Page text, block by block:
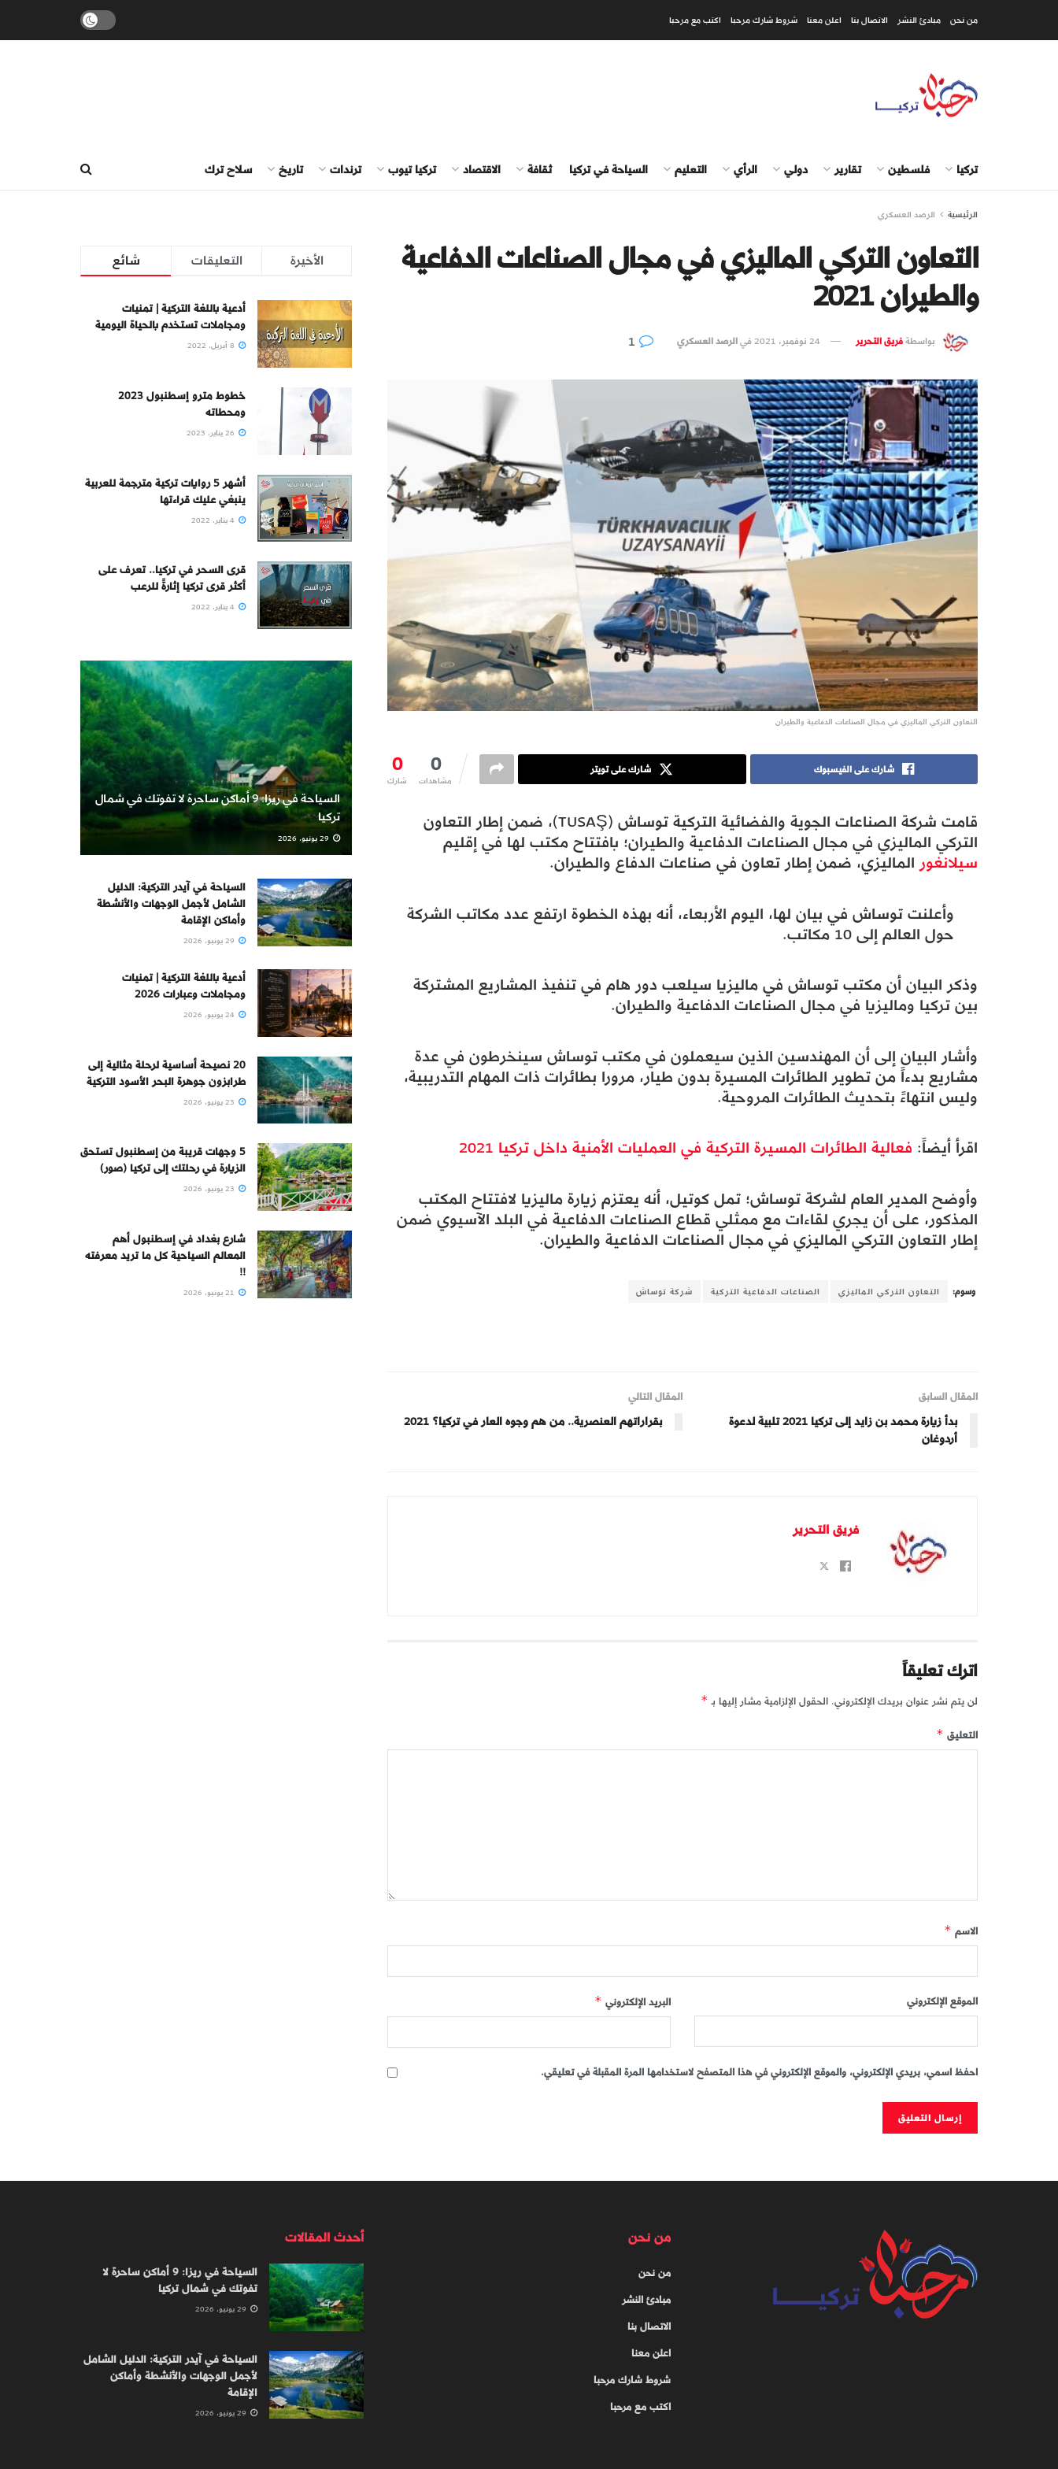
من نحن مبادئ النشر الاتصال بنا اعلن معنا شروط شارك مرحبا اكتب مع مرحبا
تركيا فلسطين تقارير دولي الرأي التعليم السياحة في تركيا ثقافة الاقتصاد تركيا تيوب ترندات تاريخ سلاح ترك
الرئيسية الرصد العسكري
التعاون التركي الماليزي في مجال الصناعات الدفاعية
والطيران 2021
بواسطةفريق التحرير 24 نوفمبر، 2021 فيالرصد العسكري
التعاون التركي الماليزي في مجال الصناعات الدفاعية والطيران
0
شارك 0
مشاهدات
شارك على الفيسبوك شارك على تويتر
قامت شركة الصناعات الجوية والفضائية التركية توساش (TUSAŞ)، ضمن إطار التعاون
التركي الماليزي في مجال الصناعات الدفاعية والطيران؛ بافتتاح مكتب لها في إقليم
سيلانغورالماليزي، ضمن إطار تعاون في صناعات الدفاع والطيران.
وأعلنت توساش في بيان لها، اليوم الأربعاء، أنه بهذه الخطوة ارتفع عدد مكاتب الشركة
حول العالم إلى 10 مكاتب.
وذكر البيان أن مكتب توساش في ماليزيا سيلعب دور هام في تنفيذ المشاريع المشتركة
بين تركيا وماليزيا في مجال الصناعات الدفاعية والطيران.
وأشار البيان إلى أن المهندسين الذين سيعملون في مكتب توساش سينخرطون في عدة
مشاريع بدءاً من تطوير الطائرات المسيرة بدون طيار، مرورا بطائرات ذات المهام التدريبية،
وليس انتهاءً بتحديث الطائرات المروحية.
اقرأ أيضاً: فعالية الطائرات المسيرة التركية في العمليات الأمنية داخل تركيا 2021
وأوضح المدير العام لشركة توساش؛ تمل كوتيل، أنه يعتزم زيارة ماليزيا لافتتاح المكتب
المذكور، على أن يجري لقاءات مع ممثلي قطاع الصناعات الدفاعية في البلد الآسيوي ضمن
إطار التعاون التركي الماليزي في مجال الصناعات الدفاعية والطيران.
وسوم: التعاون التركي الماليزي الصناعات الدفاعية التركية شركة توساش
المقال السابق
بدأ زيارة محمد بن زايد إلى تركيا 2021 تلبية لدعوة
أردوغان
المقال التالي
بقراراتهم العنصرية.. من هم وجوه العار في تركيا؟ 2021
فريق التحرير
اترك تعليقاً
لن يتم نشر عنوان بريدك الإلكتروني. الحقول الإلزامية مشار إليها بـ *
التعليق *
الاسم *
البريد الإلكتروني * الموقع الإلكتروني
احفظ اسمي، بريدي الإلكتروني، والموقع الإلكتروني في هذا المتصفح لاستخدامها المرة المقبلة في تعليقي.
شائع التعليقات الأخيرة
أدعية باللغة التركية | تمنيات
ومجاملات تستخدم بالحياة اليومية
خطوط مترو إسطنبول 2023
ومحطاته
أشهر 5 روايات تركية مترجمة للعربية
ينبغي عليك قراءتها
قرى السحر في تركيا.. تعرف على
أكثر قرى تركيا إثارةً للرعب
السياحة في ريزا: 9 أماكن ساحرة لا تفوتك في شمال
تركيا
السياحة في آيدر التركية: الدليل
الشامل لأجمل الوجهات والأنشطة
وأماكن الإقامة
أدعية باللغة التركية | تمنيات
ومجاملات وعبارات 2026
20 نصيحة أساسية لرحلة مثالية إلى
طرابزون جوهرة البحر الأسود التركية
5 وجهات قريبة من إسطنبول تستحق
الزيارة في رحلتك إلى تركيا (صور)
شارع بغداد في إسطنبول أهم
المعالم السياحية كل ما تريد معرفته
!!
من نحن
من نحن
مبادئ النشر
الاتصال بنا
اعلن معنا
شروط شارك مرحبا
اكتب مع مرحبا
أحدث المقالات
السياحة في ريزا: 9 أماكن ساحرة لا
تفوتك في شمال تركيا
السياحة في آيدر التركية: الدليل الشامل
لأجمل الوجهات والأنشطة وأماكن
الإقامة